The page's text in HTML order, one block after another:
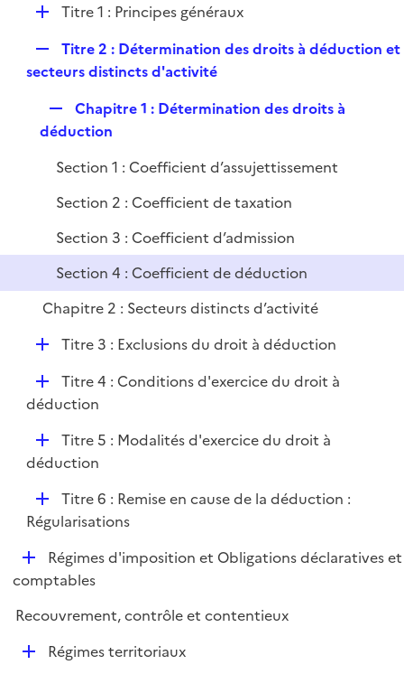
e
i
e
r
p
e
D
l
r
Titre 1 : Principes généraux
e
l
i
e
r
Titre 2 : Détermination des droits à déduction et
secteurs distincts d'activité
e
l
r
Chapitre 1 : Détermination des droits à
déduction
Section 1 : Coefficient d’assujettissement
Section 2 : Coefficient de taxation
Section 3 : Coefficient d’admission
Section 4 : Coefficient de déduction
Chapitre 2 : Secteurs distincts d’activité
D
l
r
Titre 3 : Exclusions du droit à déduction
D
é
i
Titre 4 : Conditions d'exercice du droit à
déduction
D
é
i
e
r
Titre 5 : Modalités d'exercice du droit à
déduction
D
é
l
i
r
Titre 6 : Remise en cause de la déduction :
Régularisations
D
é
l
Régimes d'imposition et Obligations déclaratives et
comptables
Recouvrement, contrôle et contentieux
DRégimes territoriaux